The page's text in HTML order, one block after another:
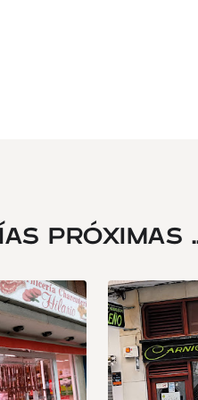
PRÓXIMAS